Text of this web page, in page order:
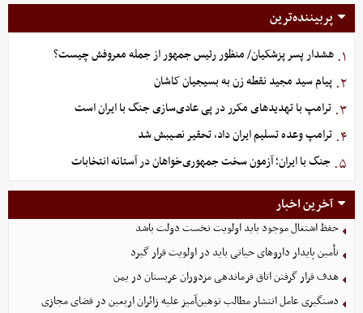
پربیننده‌ترین
۱. هشدار پسر پزشکیان/ منظور رئیس جمهور از جمله معروفش چیست؟
۲. پیام سید مجید نقطه زن به بسیجیان کاشان
۳. ترامپ با تهدیدهای مکرر در پی عادی‌سازی جنگ با ایران است
۴. ترامپ وعده تسلیم ایران داد، تحقیر نصیبش شد
۵. جنگ با ایران؛ آزمون سخت جمهوری‌خواهان در آستانه انتخابات
آخرین اخبار
حفظ اشتغال موجود باید اولویت نخست دولت باشد
تأمین پایدار داروهای حیاتی باید در اولویت قرار گیرد
هدف قرار گرفتن اتاق‌ فرماندهی مزدوران عربستان در یمن
دستگیری عامل انتشار مطالب توهین‌آمیز علیه زائران اربعین در فضای مجازی